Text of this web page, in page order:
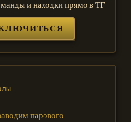
и находки прямо в ТГ
парового